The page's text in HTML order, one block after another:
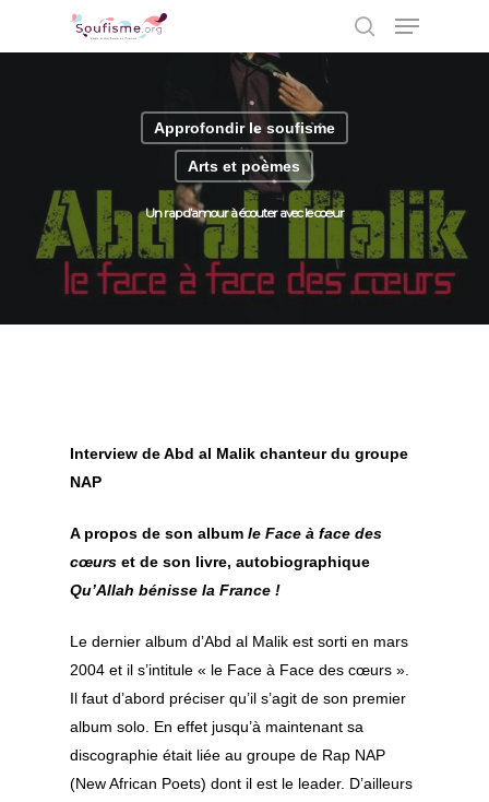
Hit enter to search or ESC to close
Approfondir le soufisme
Arts et poèmes
Un rap d’amour à écouter avec le cœur
Interview de Abd al Malik chanteur du groupe
NAP
A propos de son albumle Face à face des
cœurs et de son livre, autobiographique
Qu’Allah bénisse la France !
Le dernier album d’Abd al Malik est sorti en mars
2004 et il s’intitule « le Face à Face des cœurs ».
Il faut d’abord préciser qu’il s’agit de son premier
album solo. En effet jusqu’à maintenant sa
discographie était liée au groupe de Rap NAP
(New African Poets) dont il est le leader. D’ailleurs